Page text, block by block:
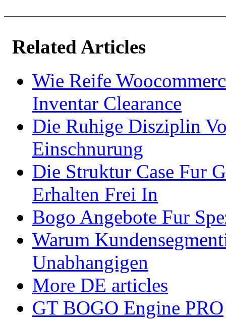
Related Articles
Wie Reife
Inventar Clearance
Die Ruhige Disziplin
Einschnurung
Die Struktur Case Fur
Erhalten Frei In
Bogo Angebote Fur
Warum
Unabhangigen
More DE articles
GT BOGO Engine PRO